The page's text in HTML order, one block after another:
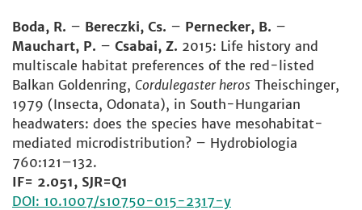
Boda, R. – Bereczki, Cs. – Pernecker, B. –
Mauchart, P. – Csabai, Z. 2015: Life history and
multiscale habitat preferences of the red-listed
Balkan Goldenring, Cordulegaster heros Theischinger,
1979 (Insecta, Odonata), in South-Hungarian
headwaters: does the species have mesohabitat-
mediated microdistribution? – Hydrobiologia
760:121–132.
IF= 2.051, SJR=Q1
DOI: 10.1007/s10750-015-2317-y